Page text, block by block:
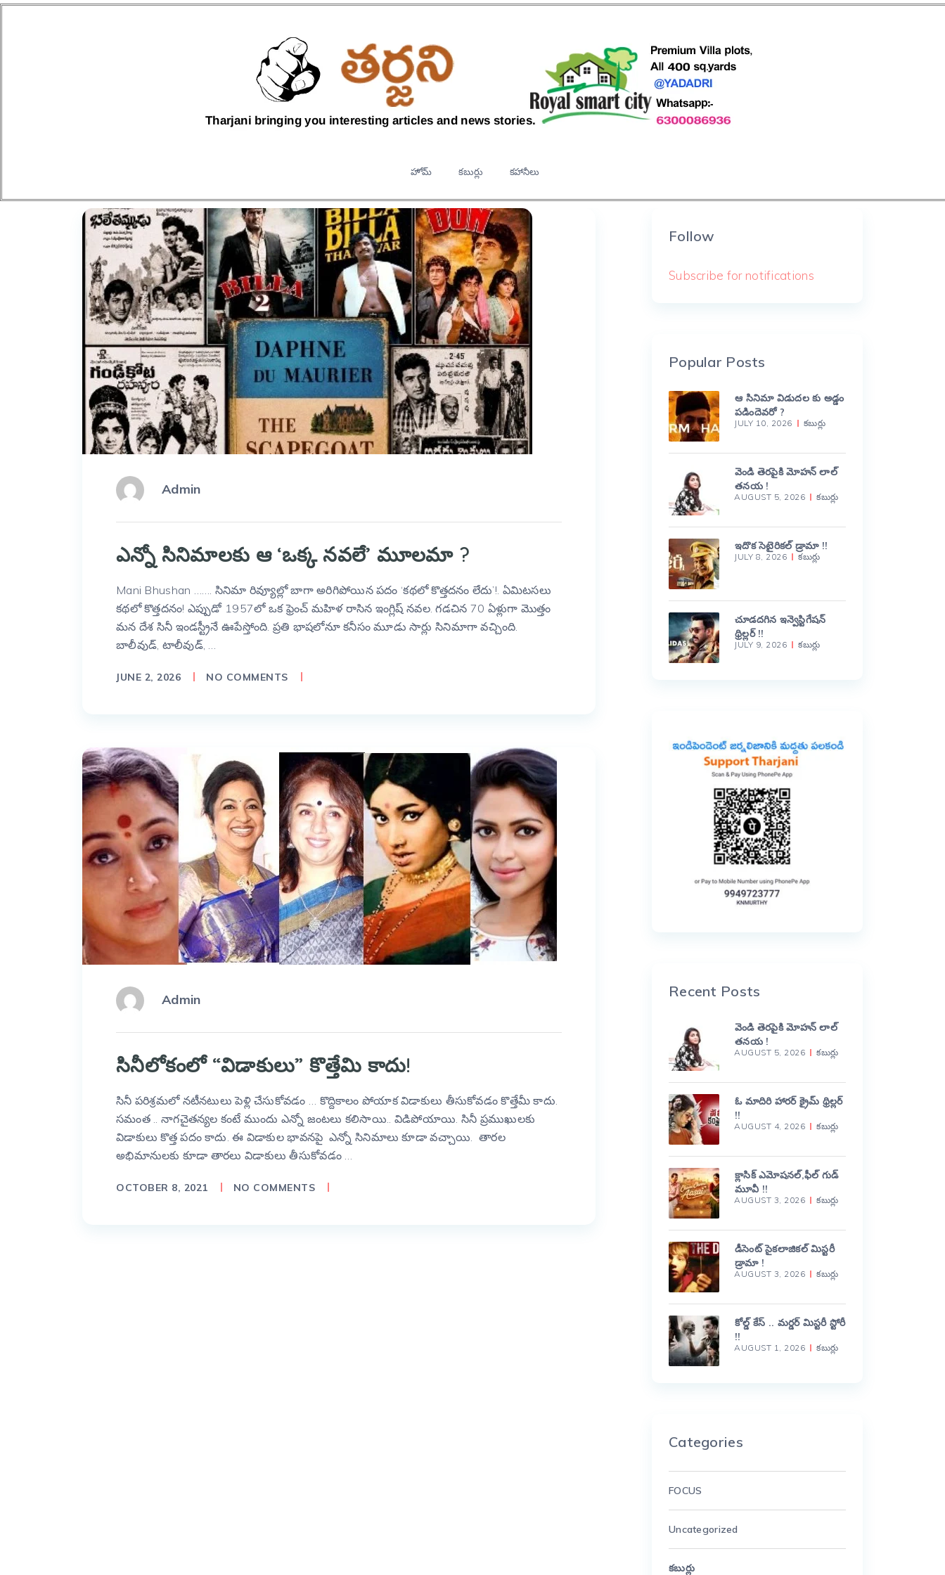
హోమ్ కబుర్లు కహానీలు
Admin
ఎన్నో సినిమాలకు ఆ ‘ఒక్క నవలే’ మూలమా ?
Mani Bhushan ……. సినిమా రివ్యూల్లో బాగా అరిగిపోయిన పదం ‘కథలో కొత్తదనం లేదు’!. ఏమిటసలు
కథలో కొత్తదనం! ఎప్పుడో 1957లో ఒక ఫ్రెంచ్ మహిళ రాసిన ఇంగ్లిష్ నవల. గడచిన 70 ఏళ్లుగా మొత్తం
మన దేశ సినీ ఇండస్ట్రీనే ఊపేస్తోంది. ప్రతి భాషలోనూ కనీసం మూడు సార్లు సినిమాగా వచ్చింది.
బాలీవుడ్, టాలీవుడ్, …
JUNE 2, 2026 NO COMMENTS
Admin
సినీలోకంలో “విడాకులు” కొత్తేమి కాదు!
సినీ పరిశ్రమలో నటీనటులు పెళ్లి చేసుకోవడం … కొద్దికాలం పోయాక విడాకులు తీసుకోవడం కొత్తేమీ కాదు.
సమంత .. నాగచైతన్యల కంటే ముందు ఎన్నో జంటలు కలిసాయి.. విడిపోయాయి. సినీ ప్రముఖులకు
విడాకులు కొత్త పదం కాదు. ఈ విడాకుల భావనపై ఎన్నో సినిమాలు కూడా వచ్చాయి. తారల
అభిమానులకు కూడా తారలు విడాకులు తీసుకోవడం …
OCTOBER 8, 2021 NO COMMENTS
Follow
Subscribe for notifications
Popular Posts
ఆ సినిమా విడుదల కు అడ్డం
పడిందెవరో ?
JULY 10, 2026 కబుర్లు
వెండి తెరపైకి మోహన్ లాల్
తనయ !
AUGUST 5, 2026 కబుర్లు
ఇదొక సెటైరికల్ డ్రామా !!
JULY 8, 2026 కబుర్లు
చూడదగిన ఇన్వెస్టిగేషన్
థ్రిల్లర్ !!
JULY 9, 2026 కబుర్లు
Recent Posts
వెండి తెరపైకి మోహన్ లాల్
తనయ !
AUGUST 5, 2026 కబుర్లు
ఓ మాదిరి హారర్ క్రైమ్ థ్రిల్లర్
!!
AUGUST 4, 2026 కబుర్లు
క్లాసిక్ ఎమోషనల్,ఫీల్ గుడ్
మూవీ !!
AUGUST 3, 2026 కబుర్లు
డీసెంట్ సైకలాజికల్ మిస్టరీ
డ్రామా !
AUGUST 3, 2026 కబుర్లు
కోల్డ్ కేస్ .. మర్డర్ మిస్టరీ స్టోరీ
!!
AUGUST 1, 2026 కబుర్లు
Categories
FOCUS
Uncategorized
కబుర్లు